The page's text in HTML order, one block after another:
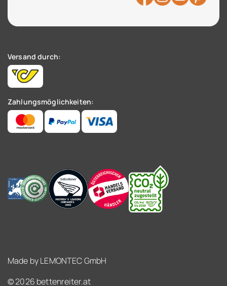
Versand durch:
Zahlungsmöglichkeiten:
Made byLEMONTEC GmbH
© 2026 bettenreiter.at